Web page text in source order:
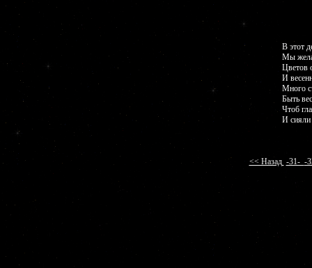
В этот
Мы
Цветов
И
Много
Быть
Чтоб
И сияли
<< Назад -31- -